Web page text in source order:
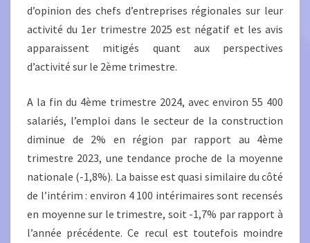
d’opinion des chefs d’entreprises régionales sur leur
activité du 1er trimestre 2025 est négatif et les avis
apparaissent mitigés quant aux perspectives
d’activité sur le 2ème trimestre.
A la fin du 4ème trimestre 2024, avec environ 55 400
salariés, l’emploi dans le secteur de la construction
diminue de 2% en région par rapport au 4ème
trimestre 2023, une tendance proche de la moyenne
nationale (-1,8%). La baisse est quasi similaire du côté
de l’intérim : environ 4 100 intérimaires sont recensés
en moyenne sur le trimestre, soit -1,7% par rapport à
l’année précédente. Ce recul est toutefois moindre